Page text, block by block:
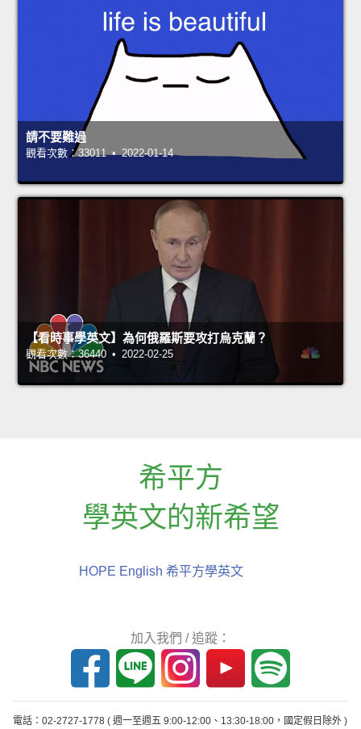
請不要難過
觀看次數：33011 • 2022-01-14
【看時事學英文】為何俄羅斯要攻打烏克蘭？
觀看次數：36440 • 2022-02-25
希平方
學英文的新希望
HOPE English 希平方學英文
加入我們 / 追蹤：
電話：02-2727-1778 ( 週一至週五 9:00-12:00、13:30-18:00，國定假日除外 )